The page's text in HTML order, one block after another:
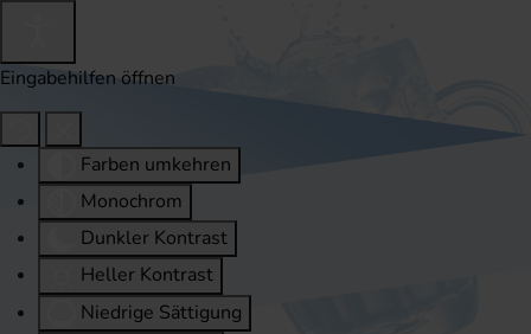
Eingabehilfen öffnen
Farben umkehren
Monochrom
Dunkler Kontrast
Heller Kontrast
Niedrige Sättigung